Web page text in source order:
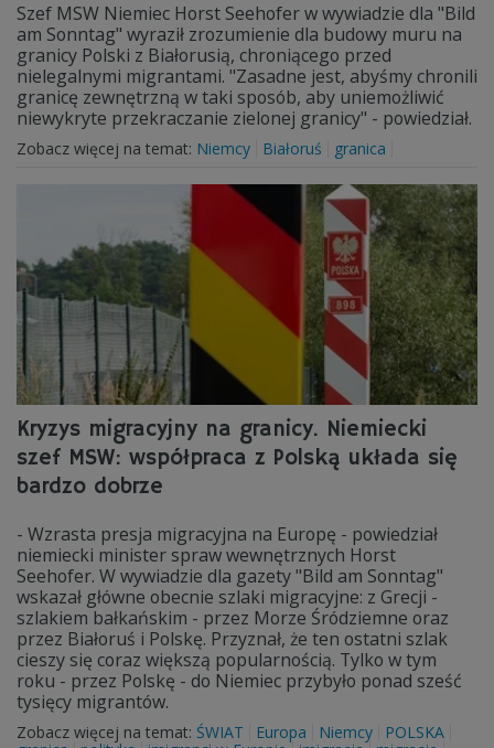
Szef MSW Niemiec Horst Seehofer w wywiadzie dla "Bild
am Sonntag" wyraził zrozumienie dla budowy muru na
granicy Polski z Białorusią, chroniącego przed
nielegalnymi migrantami. "Zasadne jest, abyśmy chronili
granicę zewnętrzną w taki sposób, aby uniemożliwić
niewykryte przekraczanie zielonej granicy" - powiedział.
Zobacz więcej na temat: Niemcy Białoruś granica
Kryzys migracyjny na granicy. Niemiecki
szef MSW: współpraca z Polską układa się
bardzo dobrze
- Wzrasta presja migracyjna na Europę - powiedział
niemiecki minister spraw wewnętrznych Horst
Seehofer. W wywiadzie dla gazety "Bild am Sonntag"
wskazał główne obecnie szlaki migracyjne: z Grecji -
szlakiem bałkańskim - przez Morze Śródziemne oraz
przez Białoruś i Polskę. Przyznał, że ten ostatni szlak
cieszy się coraz większą popularnością. Tylko w tym
roku - przez Polskę - do Niemiec przybyło ponad sześć
tysięcy migrantów.
Zobacz więcej na temat: ŚWIAT Europa Niemcy
POLSKA